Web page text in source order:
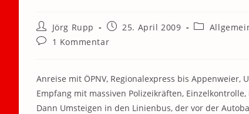
Beitrags-
Autor:
Jörg Rupp
Beitrag25. April 2009
Beitrags-
Beitrags-
1 Kommentar
Anreise mit ÖPNV, Regionalexpress bis Appenweier,
Empfang mit massiven Polizeikräften,
Dann Umsteigen in den Linienbus, der vor der